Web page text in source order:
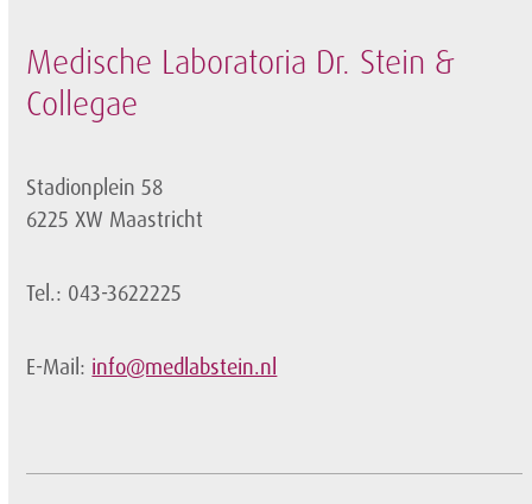
Medische Laboratoria Dr. Stein &
Collegae
Stadionplein 58
6225 XW Maastricht
Tel.: 043-3622225
E-Mail: info@medlabstein.nl